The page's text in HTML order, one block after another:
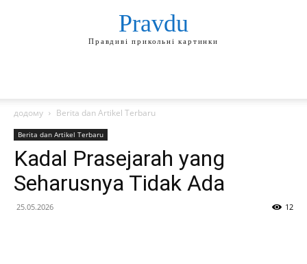
Pravdu
Правдиві прикольні картинки
додому Berita dan Artikel Terbaru
Berita dan Artikel Terbaru
Kadal Prasejarah yang
Seharusnya Tidak Ada
25.05.2026 12